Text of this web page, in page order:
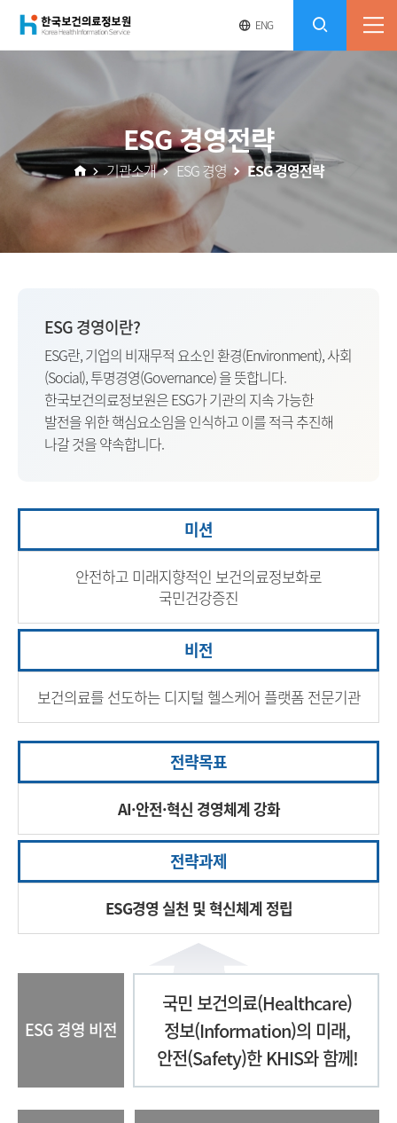
(재)
보
건
의
Health
Information
ENG영
사
가
기
전
기
전
체
ESG 경영전략
기관소개 ESG 경영 ESG 경영전략
ESG 경영이란?
ESG란, 기업의 비재무적 요소인 환경(Environment), 사회
(Social), 투명경영(Governance) 을 뜻합니다.
한국보건의료정보원은 ESG가 기관의 지속 가능한
발전을 위한 핵심요소임을 인식하고 이를 적극 추진해
나갈 것을 약속합니다.
미션
안전하고 미래지향적인 보건의료정보화로
국민건강증진
비전
보건의료를 선도하는 디지털 헬스케어 플랫폼 전문기관
전략목표
AI·안전·혁신 경영체계 강화
전략과제
ESG경영 실천 및 혁신체계 정립
ESG 경영 비전
국민 보건의료(Healthcare)
정보(Information)의 미래,
안전(Safety)한 KHIS와 함께!